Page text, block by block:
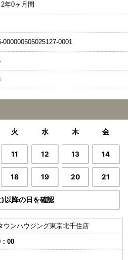
年0ヶ月間
000000505025127-0001
火 水 木 金
11 12 13 14
18 19 20 21
以降の日を確認
ウンハウジング東京北千住店
00